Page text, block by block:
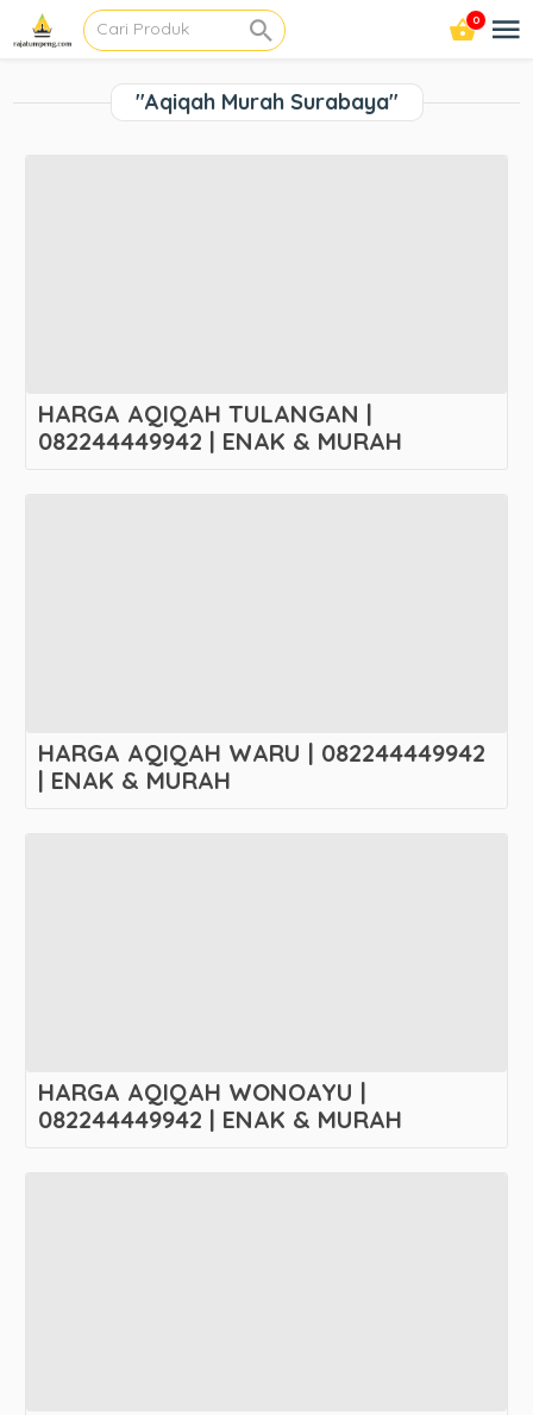
0
"Aqiqah Murah Surabaya"
HARGA AQIQAH TULANGAN |
082244449942 | ENAK & MURAH
HARGA AQIQAH WARU | 082244449942
| ENAK & MURAH
HARGA AQIQAH WONOAYU |
082244449942 | ENAK & MURAH